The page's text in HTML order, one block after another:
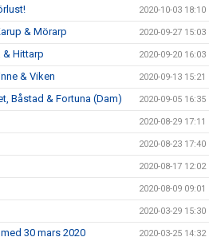
2020-10-03 18:10
& Mörarp 2020-09-27 15:03
& Hittarp 2020-09-20 16:03
& Viken 2020-09-13 15:21
Båstad & Fortuna (Dam) 2020-09-05 16:35
2020-08-29 17:11
2020-08-23 17:40
2020-08-17 12:02
2020-08-09 09:01
2020-03-29 15:30
30 mars 2020 2020-03-25 14:32